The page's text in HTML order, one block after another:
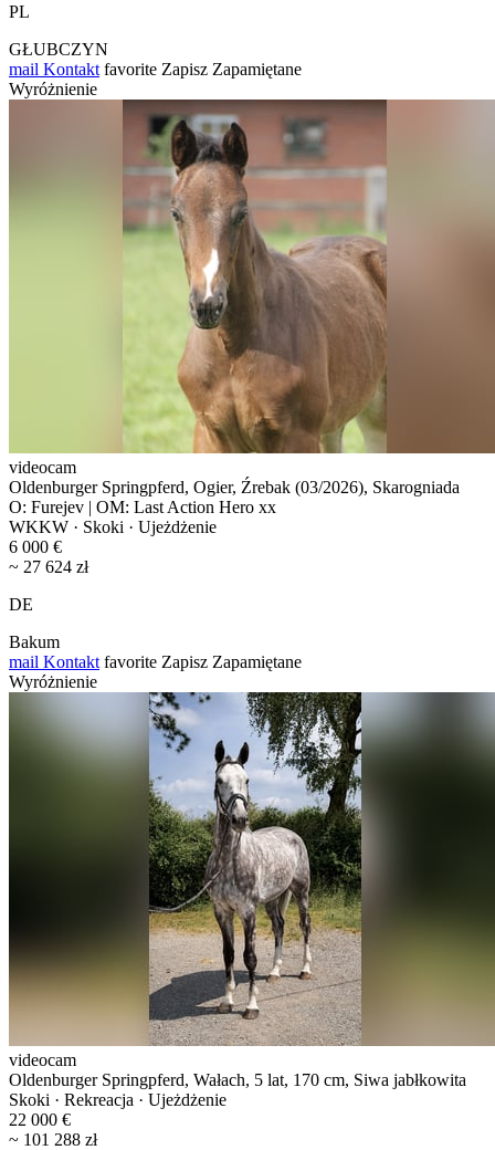
PL
GŁUBCZYN
mail Kontakt favorite Zapisz Zapamiętane
Wyróżnienie
videocam
Oldenburger Springpferd, Ogier, Źrebak (03/2026), Skarogniada
O: Furejev | OM: Last Action Hero xx
WKKW · Skoki · Ujeżdżenie
6 000 €
~ 27 624 zł
DE
Bakum
mail Kontakt favorite Zapisz Zapamiętane
Wyróżnienie
videocam
Oldenburger Springpferd, Wałach, 5 lat, 170 cm, Siwa jabłkowita
Skoki · Rekreacja · Ujeżdżenie
22 000 €
~ 101 288 zł